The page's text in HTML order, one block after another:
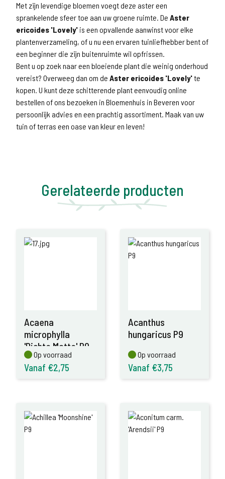
Met zijn levendige bloemen voegt deze aster een
sprankelende sfeer toe aan uw groene ruimte. De Aster
ericoides 'Lovely' is een opvallende aanwinst voor elke
plantenverzameling, of u nu een ervaren tuinliefhebber bent of
een beginner die zijn buitenruimte wil opfrissen.
Bent u op zoek naar een bloeiende plant die weinig onderhoud
vereist? Overweeg dan om de Aster ericoides 'Lovely'te
kopen. U kunt deze schitterende plant eenvoudig online
bestellen of ons bezoeken in Bloemenhuis in Beveren voor
persoonlijk advies en een prachtig assortiment. Maak van uw
tuin of terras een oase van kleur en leven!
Gerelateerde producten
Acaena
microphylla
'Dichte Matte' P9
Op voorraad
Op voorraad
Vanaf €2,75
Acanthus
hungaricus P9
Op voorraad
Op voorraad
Vanaf €3,75